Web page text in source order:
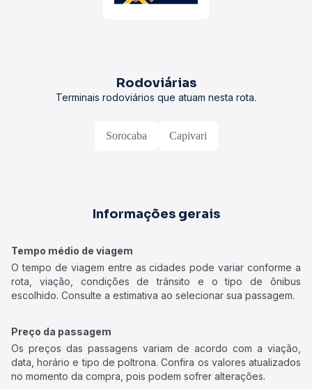
Rodoviárias
Terminais rodoviários que atuam nesta rota.
Sorocaba Capivari
Informações gerais
Tempo médio de viagem
O tempo de viagem entre as cidades pode variar conforme a
rota, viação, condições de trânsito e o tipo de ônibus
escolhido. Consulte a estimativa ao selecionar sua passagem.
Preço da passagem
Os preços das passagens variam de acordo com a viação,
data, horário e tipo de poltrona. Confira os valores atualizados
no momento da compra, pois podem sofrer alterações.